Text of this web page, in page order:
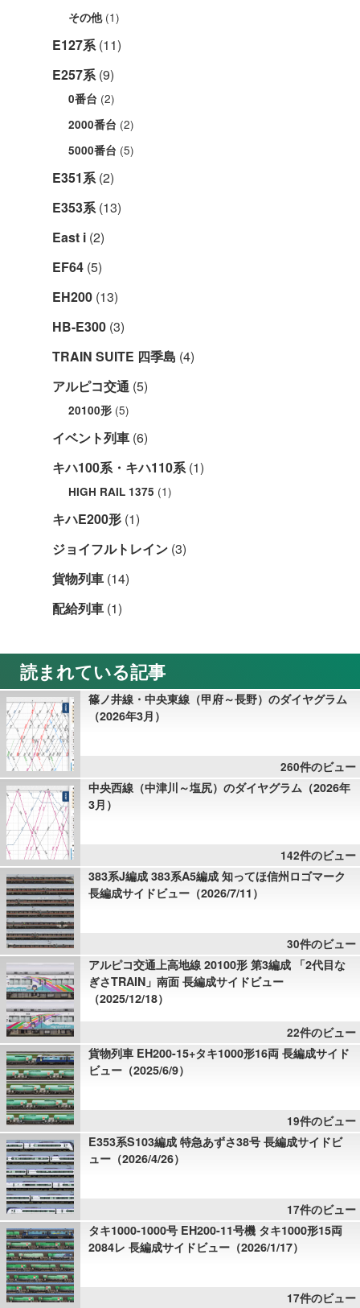
その他(1)
E127系(11)
E257系(9)
0番台 (2)
2000番台 (2)
5000番台 (5)
E351系(2)
E353系(13)
East i (2)
EF64 (5)
EH200 (13)
HB-E300 (3)
TRAIN SUITE 四季島 (4)
アルピコ交通 (5)
20100形 (5)
イベント列車 (6)
キハ100系・キハ110系(1)
HIGH RAIL 1375 (1)
キハE200形 (1)
ジョイフルトレイン (3)
貨物列車 (14)
配給列車 (1)
読まれている記事
篠ノ井線・中央東線（甲府～長野）のダイヤグラム
（2026年3月）
260件のビュー
中央西線（中津川～塩尻）のダイヤグラム（2026年
3月）
142件のビュー
383系J編成 383系A5編成 知ってほ信州ロゴマーク
長編成サイドビュー（2026/7/11）
30件のビュー
アルピコ交通上高地線 20100形 第3編成 「2代目な
ぎさTRAIN」南面 長編成サイドビュー
（2025/12/18）
22件のビュー
貨物列車 EH200-15+タキ1000形16両 長編成サイド
ビュー（2025/6/9）
19件のビュー
E353系S103編成 特急あずさ38号 長編成サイドビ
ュー（2026/4/26）
17件のビュー
タキ1000-1000号 EH200-11号機 タキ1000形15両
2084レ 長編成サイドビュー（2026/1/17）
17件のビュー